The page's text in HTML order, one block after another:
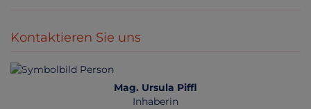
Kontaktieren Sie uns
Mag. Ursula Piffl
Inhaberin